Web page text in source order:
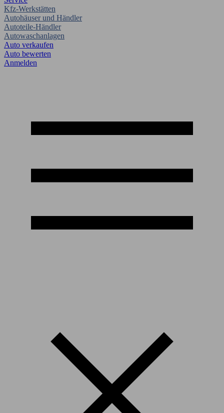
Kfz-Werkstätten
Autohäuser und Händler
Autoteile-Händler
Autowaschanlagen
Auto verkaufen
Auto bewerten
Anmelden